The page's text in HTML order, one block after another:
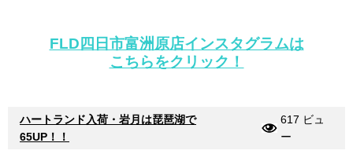
FLD四日市富洲原店インスタグラムは
こちらをクリック！
ハートランド入荷・岩月は琵琶湖で
65UP！！
617 ビュ
ー